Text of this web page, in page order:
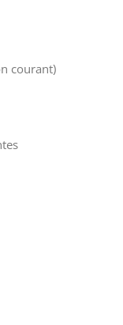
courant)